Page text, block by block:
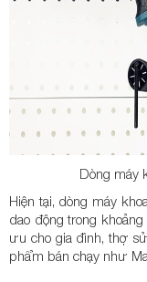
Dòng máy
Hiện tại, dòng máy
dao động trong
ưu cho gia đình, thợ
phẩm bán chạy như